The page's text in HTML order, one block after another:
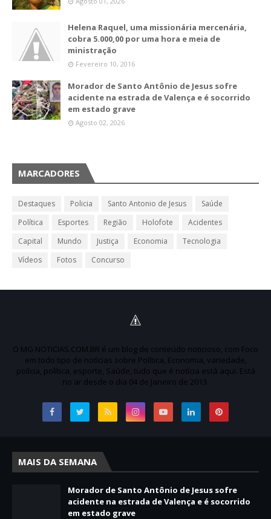
Helena Raquel, uma missionária mercenária,
cobra 5.000,00 por uma hora e meia de
ministração
Fevereiro 10, 2016
Morador de Santo Antônio de Jesus sofre
acidente na estrada de Valença e é socorrido
em estado grave
Agosto 02, 2026
MARCADORES
Destaques Policia Santo Antonio de Jesus
Saúde
Política
Esportes Região Holofote
Acidentes
Capital
Mundo Justiça Economia
Tecnologia
Vídeos
Fotos Concurso
O MG NOTICIAS.COM.BR é um blog de conteúdo noticioso, com Foco
em todo tipo de notícias sobre Política, Economia, variedade,
polícia, política, esporte, Saúde, tudo que é notícia está aqui. Está
no ar desde o dia 04 de Janeiro de 2013.
MAIS DA SEMANA
Morador de Santo Antônio de Jesus sofre
acidente na estrada de Valença e é socorrido
em estado grave